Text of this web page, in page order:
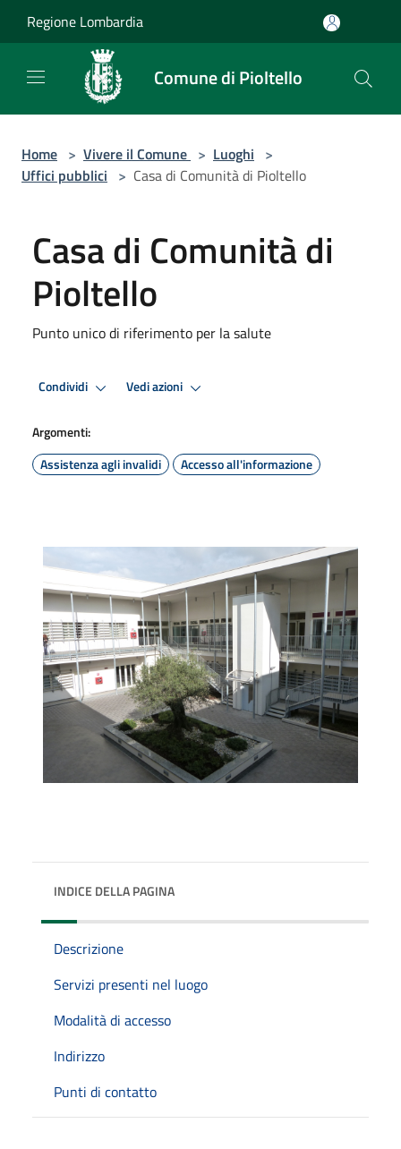
Regione Lombardia
Comune di Pioltello
Home > Vivere il Comune > Luoghi >
Uffici pubblici > Casa di Comunità di Pioltello
Casa di Comunità di
Pioltello
Punto unico di riferimento per la salute
Condividi Vedi azioni
Argomenti:
Assistenza agli invalidi
Accesso all'informazione
INDICE DELLA PAGINA
Descrizione
Servizi presenti nel luogo
Modalità di accesso
Indirizzo
Punti di contatto